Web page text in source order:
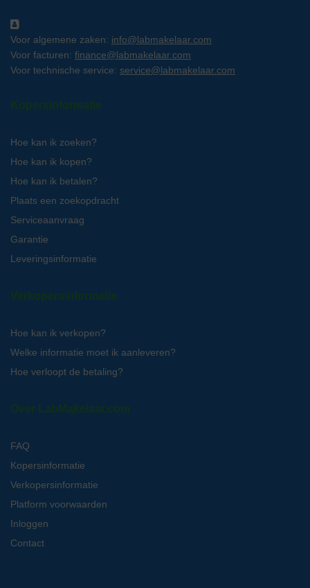
Voor algemene zaken: info@labmakelaar.com
Voor facturen: finance@labmakelaar.com
Voor technische service: service@labmakelaar.com
Kopersinformatie
Hoe kan ik zoeken?
Hoe kan ik kopen?
Hoe kan ik betalen?
Plaats een zoekopdracht
Serviceaanvraag
Garantie
Leveringsinformatie
Verkopersinformatie
Hoe kan ik verkopen?
Welke informatie moet ik aanleveren?
Hoe verloopt de betaling?
Over LabMakelaar.com
FAQ
Kopersinformatie
Verkopersinformatie
Platform voorwaarden
Inloggen
Contact